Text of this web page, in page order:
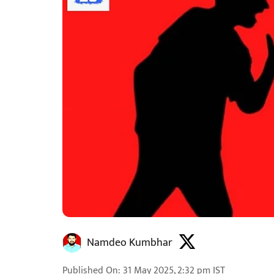
Namdeo Kumbhar
Published On: 31 May 2025, 2:32 pm IST